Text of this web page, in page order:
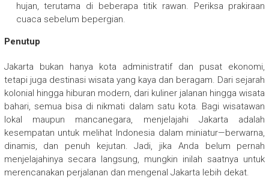
hujan, terutama di beberapa titik rawan. Periksa prakiraan
cuaca sebelum bepergian.
Penutup
Jakarta bukan hanya kota administratif dan pusat ekonomi,
tetapi juga destinasi wisata yang kaya dan beragam. Dari sejarah
kolonial hingga hiburan modern, dari kuliner jalanan hingga wisata
bahari, semua bisa di nikmati dalam satu kota. Bagi wisatawan
lokal maupun mancanegara, menjelajahi Jakarta adalah
kesempatan untuk melihat Indonesia dalam miniatur—berwarna,
dinamis, dan penuh kejutan. Jadi, jika Anda belum pernah
menjelajahinya secara langsung, mungkin inilah saatnya untuk
merencanakan perjalanan dan mengenal Jakarta lebih dekat.